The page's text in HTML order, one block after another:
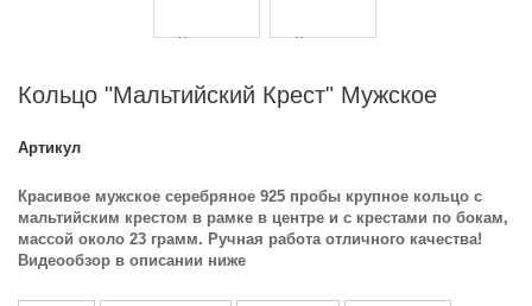
Кольцо "Мальтийский Крест" Мужское
Артикул
Красивое мужское серебряное 925 пробы крупное кольцо с
мальтийским крестом в рамке в центре и с крестами по бокам,
массой около 23 грамм. Ручная работа отличного качества!
Видеообзор в описании ниже